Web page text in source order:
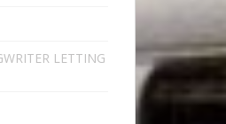
LETTING